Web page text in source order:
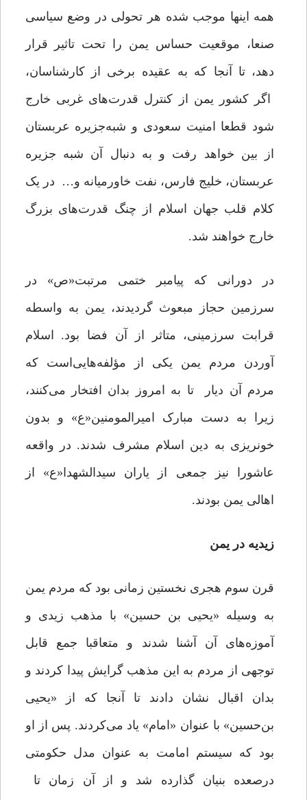
همه اینها موجب شده هر تحولی در وضع سیاسی
صنعا، موقعیت حساس یمن را تحت تاثیر قرار
دهد، تا آنجا که به عقیده برخی از کارشناسان،
اگر کشور یمن از کنترل قدرت‌های غربی خارج
شود قطعا امنیت سعودی و شبه‌جزیره عربستان
از بین خواهد رفت و به دنبال آن شبه جزیره
عربستان، خلیج فارس، نفت خاورمیانه و… در یک
کلام قلب جهان اسلام از چنگ قدرت‌های بزرگ
خارج خواهند شد.
در دورانی که پیامبر ختمی مرتبت«ص» در
سرزمین حجاز مبعوث گردیدند، یمن به واسطه‌
قرابت سرزمینی، متاثر از آن فضا بود. اسلام
آوردن مردم یمن یکی از مؤلفه‌هایی‌است که
مردم آن دیار تا به امروز بدان افتخار می‌کنند،
زیرا به دست مبارک امیرالمومنین«ع» و بدون
خونریزی به دین اسلام مشرف شدند. در واقعه
عاشورا نیز جمعی از یاران سیدالشهدا«ع» از
اهالی یمن بودند.
زیدیه در یمن
قرن سوم هجری نخستین زمانی بود که مردم یمن
به وسیله «یحیی بن حسین» با مذهب زیدی و
آموزه‌های آن آشنا شدند و متعاقبا جمع قابل
توجهی از مردم به این مذهب گرایش پیدا کردند و
بدان اقبال نشان دادند تا آنجا که از «یحیی
بن‌حسین» با عنوان «امام» یاد می‌کردند. پس از او
بود که سیستم امامت به عنوان مدل حکومتی
درصعده بنیان گذارده شد و از آن زمان تا